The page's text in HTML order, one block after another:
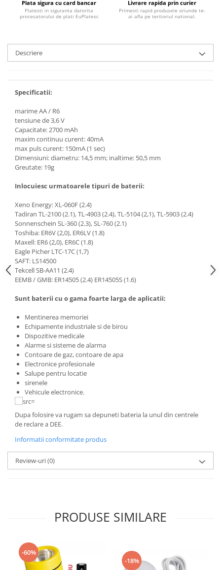
Razatoare electrice
Roboti de bucatarie
Ingrijire locuinta
Aparate de curatat cu abur
abur
Tehnica de birou
Laminatoare si accesorii
Plata sigura cu card bancar
Platesti in siguranta datorita
procesatorului de plati EuPlatesc
Livrare rapida prin curier
Primesti rapid produsele oriunde te-
ai afla pe teritoriul national.
Descriere
Specificatii:
marime AA / R6
tensiune de 3,6 V
Capacitate: 2700 mAh
maxim continuu curent: 40mA
max puls curent: 150mA (1 sec)
Dimensiuni: diametru: 14,5 mm; inaltime: 50,5 mm
Greutate: 19g
Inlocuiesc urmatoarele tipuri de baterii:
Xeno Energy: XL-060F (2.4)
Tadiran TL-2100 (2.1), TL-4903 (2.4), TL-5104 (2,1), TL-5903 (2.4)
Sonnenschein SL-360 (2.3), SL-760 (2.1)
Toshiba: ER6V (2,0), ER6LV (1.8)
Maxell: ER6 (2,0), ER6C (1.8)
Eagle Picher LTC-17C (1,7)
SAFT: LS14500
Tekcell SB-AA11 (2.4)
EEMB / GMB: ER14505 (2.4) ER14505S (1.6)
Sunt baterii cu o gama foarte larga de aplicatii:
Mentinerea memoriei
Echipamente industriale si de birou
Dispozitive medicale
Alarme si sisteme de alarma
Contoare de gaz, contoare de apa
Electronice profesionale
Salupe pentru locatie
sirenele
Vehicule electronice.
Dupa folosire va rugam sa depuneti bateria la unul din centrele
de reclare a DEE.
Informatii conformitate produs
Review-uri(0)
PRODUSE SIMILARE
-60%
-18%